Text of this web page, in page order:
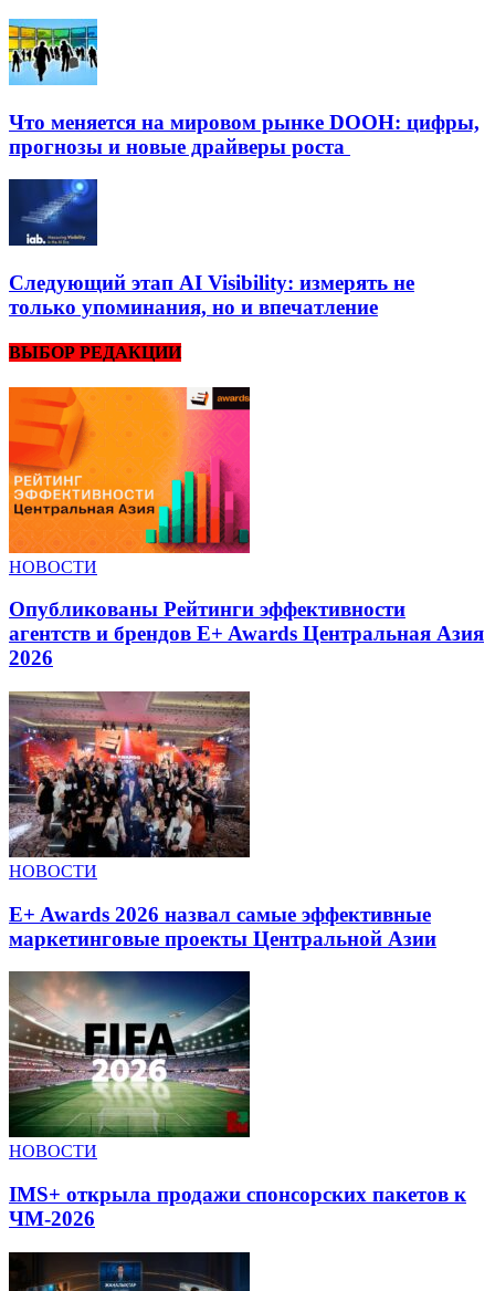
Что меняется на мировом рынке DOOH: цифры,
прогнозы и новые драйверы роста
Следующий этап AI Visibility: измерять не
только упоминания, но и впечатление
ВЫБОР РЕДАКЦИИ
НОВОСТИ
Опубликованы Рейтинги эффективности
агентств и брендов E+ Awards Центральная Азия
2026
НОВОСТИ
E+ Awards 2026 назвал самые эффективные
маркетинговые проекты Центральной Азии
НОВОСТИ
IMS+ открыла продажи спонсорских пакетов к
ЧМ-2026